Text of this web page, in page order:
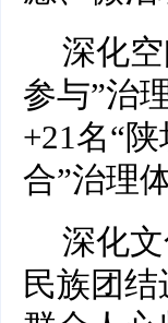
深化
参与”治
+21名“
合”治理
深化
民族团